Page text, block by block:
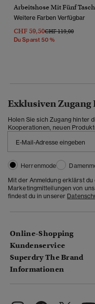
Arbeitshose Mit Fünf
Weitere Farben Verfügbar
CHF 59,50Preis Wurde
CHF 119,00Bis
Du Sparst 50 %
Exklusiven Zugang
Holen Sie sich Zugang hinter
Kooperationen, neuen
Herrenmode
Mit der Anmeldung erklärst
Marketingmitteilungen von
findest du in unserer
Online-Shopping
Kundenservice
Superdry The Brand
Informationen